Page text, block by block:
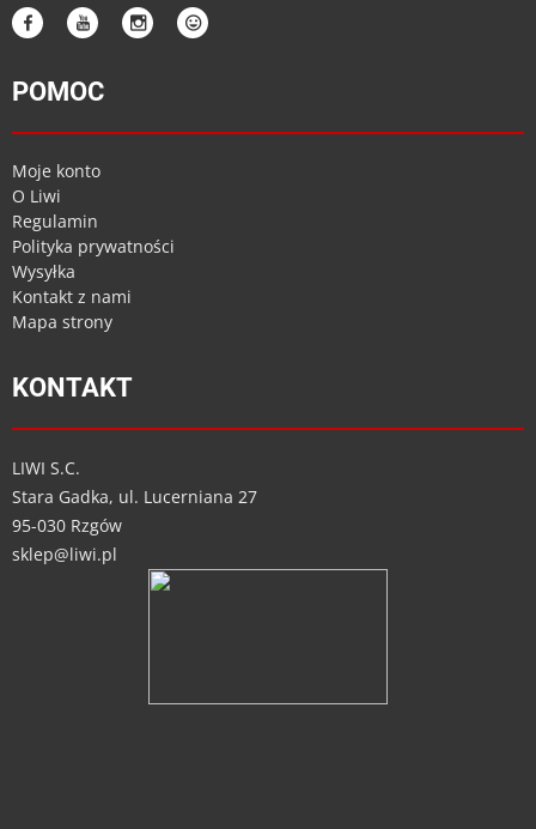
POMOC
Moje konto
O Liwi
Regulamin
Polityka prywatności
Wysyłka
Kontakt z nami
Mapa strony
KONTAKT
LIWI S.C.
Stara Gadka, ul. Lucerniana 27
95-030 Rzgów
sklep@liwi.pl